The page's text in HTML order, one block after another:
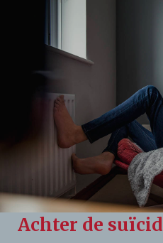
Zelfmoord, zelfdoding of suïcide,
Stichting 113 heeft bewust
zo beter aan te sluiten bij de
staan anderen tegenover, die
impliceert dat er een strafbaar
laten we de geïnterviewden zelf
geschikt vinden.
Achter de